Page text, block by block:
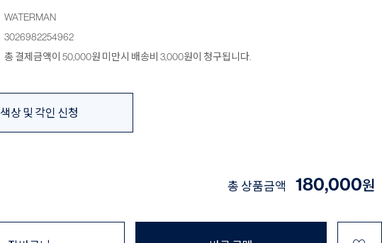
WATERMAN
3026982254962
총 결제금액이 50,000원 미만시 배송비 3,000원이 청구됩니다.
색상 및 각인 신청
총 상품금액 180,000원